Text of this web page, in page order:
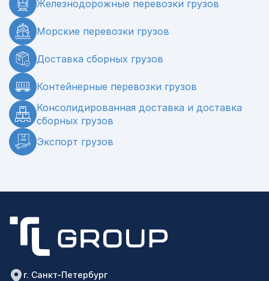
Железнодорожные перевозки грузов
Морские перевозки грузов
Доставка сборных грузов
Контейнерные перевозки грузов
Консолидированная доставка и доставка
сборных грузов
Экспорт грузов
г. Санкт-Петербург